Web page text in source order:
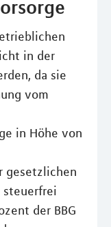
in der
da sie
vom
in Höhe von
gesetzlichen
steuerfrei
der BBG